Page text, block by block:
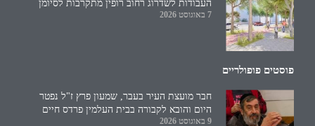
העבודות לשדרוג רחוב רופין מתקרבות לסיומן
7 באוגוסט 2026
פוסטים פופולריים
חבר מועצת העיר בעבר, שמעון פרץ ז"ל נפטר
היום והובא לקבורה בבית העלמין פרדס חיים
9 באוגוסט 2026